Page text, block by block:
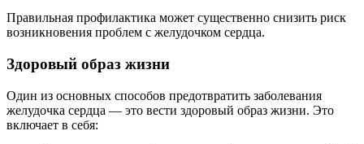
Правильная профилактика может существенно снизить риск
возникновения проблем с желудочком сердца.
Здоровый образ жизни
Один из основных способов предотвратить заболевания
желудочка сердца — это вести здоровый образ жизни. Это
включает в себя: